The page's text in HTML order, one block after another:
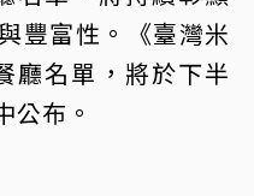
豐富性。《臺灣米
廳名單，將於下半
公布。